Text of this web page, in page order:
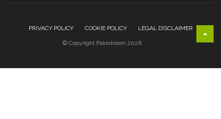
PRIVACY POLICY COOKIE POLICY LEGAL DISCLAIMER
© Copyright Palindroom 2026